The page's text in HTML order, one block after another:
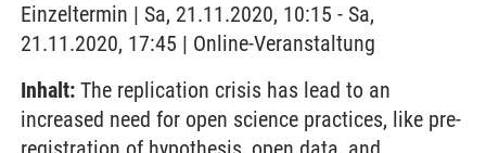
Einzeltermin | Sa, 21.11.2020, 10:15 - Sa,
21.11.2020, 17:45 | Online-Veranstaltung
Inhalt: The replication crisis has lead to an
increased need for open science practices, like pre-